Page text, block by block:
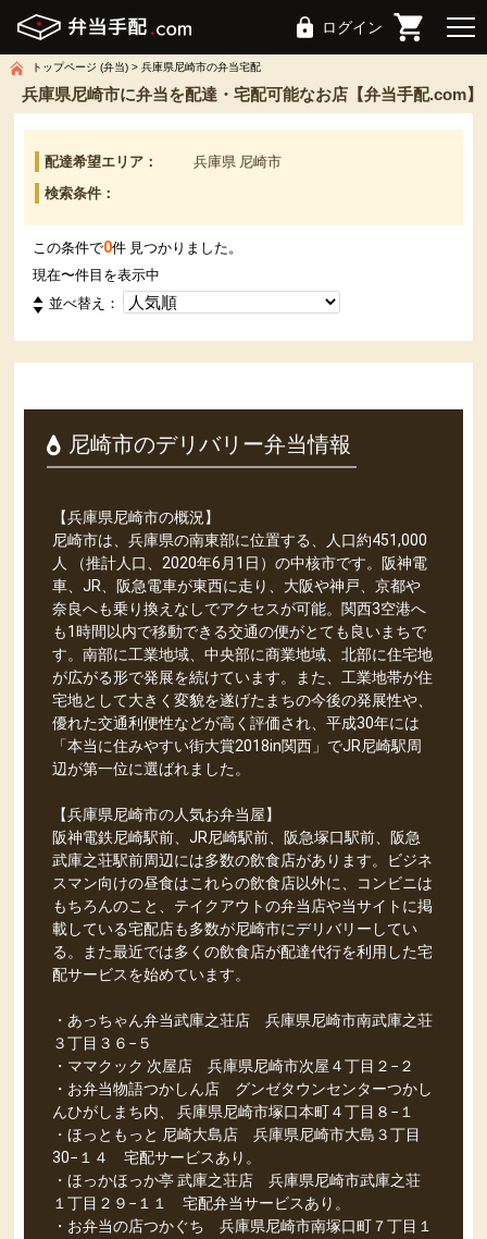
ログイン
トップページ (弁当) 兵庫県尼崎市の弁当宅配
兵庫県尼崎市に弁当を配達・宅配可能なお店【弁当手配.com】
配達希望エリア：
兵庫県 尼崎市
検索条件：
この条件で0件 見つかりました。
現在〜件目を表示中
並べ替え：
尼崎市のデリバリー弁当情報
【兵庫県尼崎市の概況】
尼崎市は、兵庫県の南東部に位置する、人口約451,000
人 （推計人口、2020年6月1日）の中核市です。阪神電
車、JR、阪急電車が東西に走り、大阪や神戸、京都や
奈良へも乗り換えなしでアクセスが可能。関西3空港へ
も1時間以内で移動できる交通の便がとても良いまちで
す。南部に工業地域、中央部に商業地域、北部に住宅地
が広がる形で発展を続けています。また、工業地帯が住
宅地として大きく変貌を遂げたまちの今後の発展性や、
優れた交通利便性などが高く評価され、平成30年には
「本当に住みやすい街大賞2018in関西」でJR尼崎駅周
辺が第一位に選ばれました。
【兵庫県尼崎市の人気お弁当屋】
阪神電鉄尼崎駅前、JR尼崎駅前、阪急塚口駅前、阪急
武庫之荘駅前周辺には多数の飲食店があります。ビジネ
スマン向けの昼食はこれらの飲食店以外に、コンビニは
もちろんのこと、テイクアウトの弁当店や当サイトに掲
載している宅配店も多数が尼崎市にデリバリーしてい
る。また最近では多くの飲食店が配達代行を利用した宅
配サービスを始めています。
・あっちゃん弁当武庫之荘店 兵庫県尼崎市南武庫之荘
３丁目３６−５
・ママクック 次屋店 兵庫県尼崎市次屋４丁目２−２
・お弁当物語つかしん店 グンゼタウンセンターつかし
んひがしまち内、 兵庫県尼崎市塚口本町４丁目８−１
・ほっともっと 尼崎大島店 兵庫県尼崎市大島３丁目
30−１４ 宅配サービスあり。
・ほっかほっか亭 武庫之荘店 兵庫県尼崎市武庫之荘
１丁目２９−１１ 宅配弁当サービスあり。
・お弁当の店つかぐち 兵庫県尼崎市南塚口町７丁目１